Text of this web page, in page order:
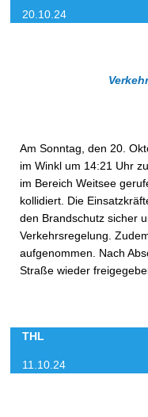
20.10.24
Am Sonntag, den 20.
im Winkl um 14:21 Uhr
im Bereich Weitsee
kollidiert. Die
den Brandschutz sicher
Verkehrsregelung.
aufgenommen. Nach
Straße wieder
THL
11.10.24